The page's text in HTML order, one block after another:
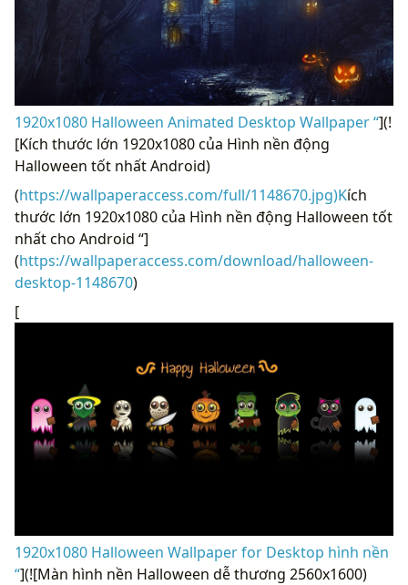
1920x1080 Halloween Animated Desktop Wallpaper “](!
[Kích thước lớn 1920x1080 của Hình nền động
Halloween tốt nhất Android)
(https://wallpaperaccess.com/full/1148670.jpg)Kích
thước lớn 1920x1080 của Hình nền động Halloween tốt
nhất cho Android “]
(https://wallpaperaccess.com/download/halloween-
desktop-1148670)
[
1920x1080 Halloween Wallpaper for Desktop hình nền
“](![Màn hình nền Halloween dễ thương 2560x1600)